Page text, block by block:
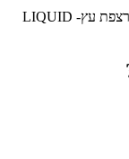
וקס נוזלי לרצפת עץ- LIQUID